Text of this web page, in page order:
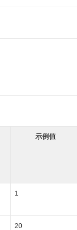
示例值
1
20